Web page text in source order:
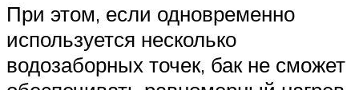
При этом, если одновременно
используется несколько
водозаборных точек, бак не сможет